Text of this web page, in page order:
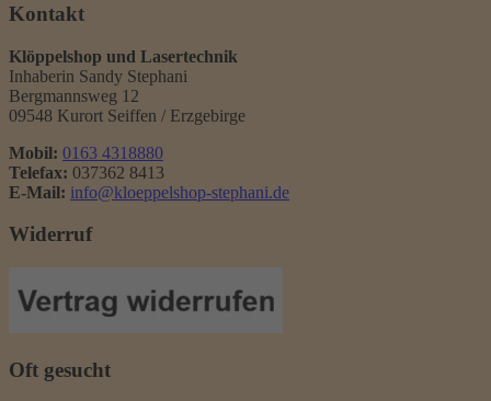
Kontakt
Klöppelshop und Lasertechnik
Inhaberin Sandy Stephani
Bergmannsweg 12
09548 Kurort Seiffen / Erzgebirge
Mobil: 0163 4318880
Telefax: 037362 8413
E-Mail: info@kloeppelshop-stephani.de
Widerruf
Oft gesucht